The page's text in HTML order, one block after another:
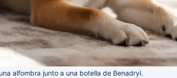
alfombra junto a una botella de Benadryl.